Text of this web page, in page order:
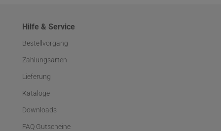
Hilfe & Service
Bestellvorgang
Zahlungsarten
Lieferung
Kataloge
Downloads
FAQ Gutscheine